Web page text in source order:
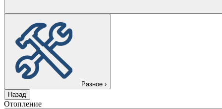
Разное ›
Назад
Отопление